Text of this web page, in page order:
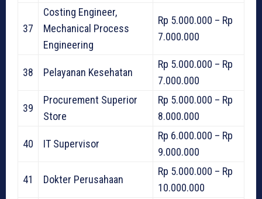
37
Costing Engineer,
Mechanical Process
Engineering
Rp 5.000.000 – Rp
7.000.000
38 Pelayanan Kesehatan
Rp 5.000.000 – Rp
7.000.000
39
Procurement Superior
Store
Rp 5.000.000 – Rp
8.000.000
40 IT Supervisor
Rp 6.000.000 – Rp
9.000.000
41 Dokter Perusahaan
Rp 5.000.000 – Rp
10.000.000